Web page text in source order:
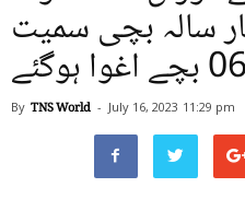
سالہ بچی سمیت
06 بچے اغوا ہوگئے
By TNS World - July 16, 2023 11:29 pm